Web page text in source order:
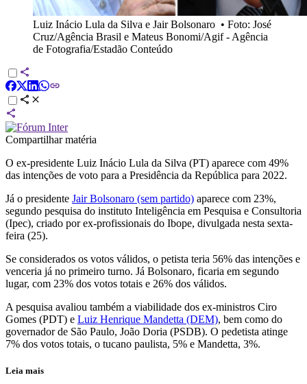
Luiz Inácio Lula da Silva e Jair Bolsonaro • Foto: José
Cruz/Agência Brasil e Mateus Bonomi/Agif - Agência
de Fotografia/Estadão Conteúdo
Compartilhar matéria
O ex-presidente Luiz Inácio Lula da Silva (PT) aparece com 49%
das intenções de voto para a Presidência da República para 2022.
Já o presidente Jair Bolsonaro (sem partido) aparece com 23%,
segundo pesquisa do instituto Inteligência em Pesquisa e Consultoria
(Ipec), criado por ex-profissionais do Ibope, divulgada nesta sexta-
feira (25).
Se considerados os votos válidos, o petista teria 56% das intenções e
venceria já no primeiro turno. Já Bolsonaro, ficaria em segundo
lugar, com 23% dos votos totais e 26% dos válidos.
A pesquisa avaliou também a viabilidade dos ex-ministros Ciro
Gomes (PDT) e Luiz Henrique Mandetta (DEM), bem como do
governador de São Paulo, João Doria (PSDB). O pedetista atinge
7% dos votos totais, o tucano paulista, 5% e Mandetta, 3%.
Leia mais